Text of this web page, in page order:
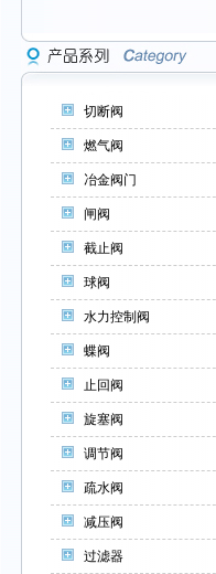
切断阀
燃气阀
冶金阀门
闸阀
截止阀
球阀
水力控制阀
蝶阀
止回阀
旋塞阀
调节阀
疏水阀
减压阀
过滤器